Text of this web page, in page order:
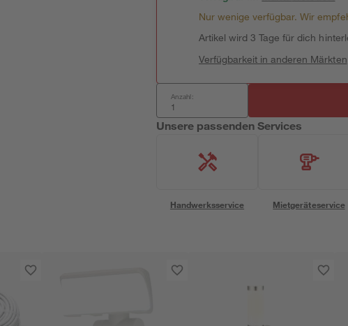
Nur wenige verfügbar. Wir
Artikel wird 3 Tage für dich
Verfügbarkeit in anderen Märkten
Anzahl:
Unsere passenden Services
Handwerksservice Mietgeräteservice